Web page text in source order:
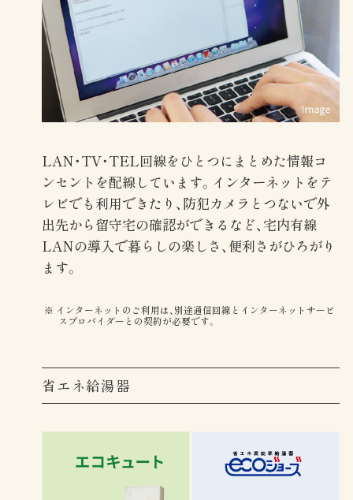
LAN・TV・TEL回線をひとつにまとめた情報コ
ンセントを配線しています。インターネットをテ
レビでも利用できたり、防犯カメラとつないで外
出先から留守宅の確認ができるなど、宅内有線
LANの導入で暮らしの楽しさ、便利さがひろがり
ます。
インターネットのご利用は、別途通信回線とインターネットサービ
スプロバイダーとの契約が必要です。
省エネ給湯器